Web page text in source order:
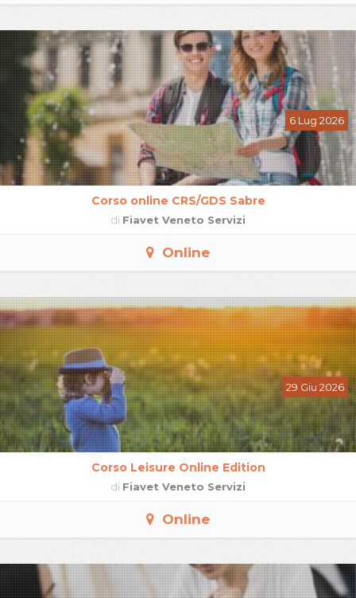
Corso online CRS/GDS Sabre
di Fiavet Veneto Servizi
6 Lug 2026
Online
Corso Leisure Online Edition
di Fiavet Veneto Servizi
29 Giu 2026
Online